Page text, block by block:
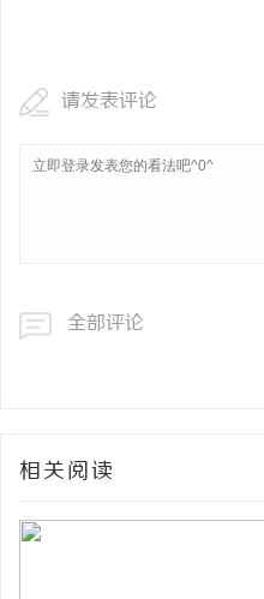
请发表评论
全部评论
相关阅读